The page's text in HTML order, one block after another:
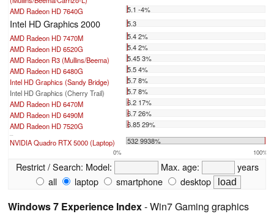
AMD Radeon HD 7640G 5.1 -4%
Intel HD Graphics 2000
5.3
AMD Radeon HD 7470M
5.4 2%
AMD Radeon HD 6520G
5.4 2%
AMD Radeon R3 (Mullins/Beema)
5.45 3%
AMD Radeon HD 6480G
5.5 4%
Intel HD Graphics (Sandy Bridge)
5.7 8%
Intel HD Graphics (Cherry Trail)
5.7 8%
AMD Radeon HD 6470M
6.2 17%
AMD Radeon HD 6490M
6.7 26%
AMD Radeon HD 7520G
6.85 29%
...
NVIDIA Quadro RTX 5000 (Laptop) 532 9938%
0% 100%
Restrict / Search: Model: Max. age:
years
all
laptop smartphone desktop
Windows 7 Experience Index- Win7 Gaming graphics